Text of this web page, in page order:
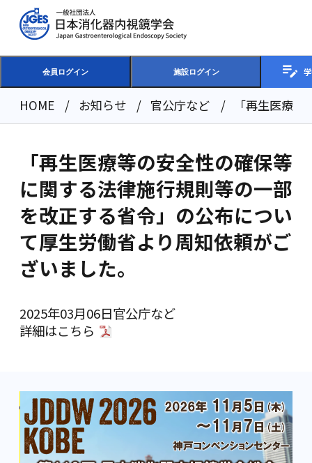
会員ログイン 施設ログイン
HOME お知らせ 官公庁など 「再生医療
2025年03月06日官公庁など
「再生医療等の安全性の確保等
に関する法律施行規則等の一部
を改正する省令」の公布につい
て厚生労働省より周知依頼がご
ざいました。
詳細はこちら